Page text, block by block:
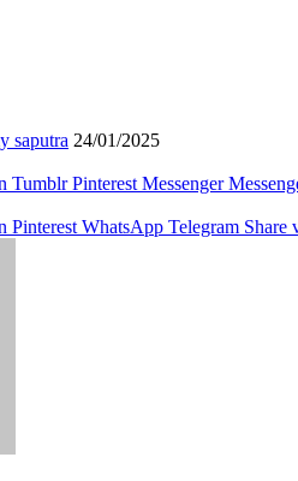
saputra 24/01/2025
Tumblr Pinterest Messenger
Pinterest WhatsApp Telegram Share